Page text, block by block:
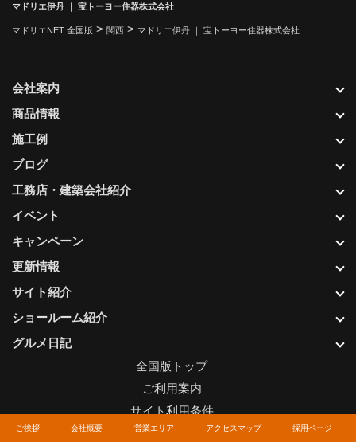
ご挨拶 会社概要 営業エリア アクセスマップ 採用ページ
マドリエ伊丹 ｜ 宝トーヨー住器株式会社
マドリエNET 全国版 > 関西 > マドリエ伊丹 ｜ 宝トーヨー住器株式会社
更新情報
サイト紹介
ショールーム紹介
グルメ日記
会社案内
商品情報
施工例
ブログ
工務店・建築会社紹介
イベント
キャンペーン
全国版トップ
ご利用案内
サイト利用条件
プライバシーポリシー